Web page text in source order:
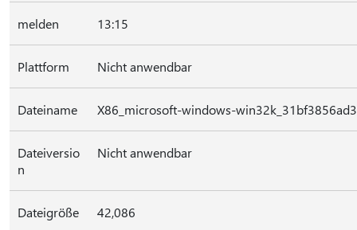
melden 13:15
Plattform Nicht anwendbar
Dateiname X86_microsoft-windows-
Dateiversio
n
Nicht anwendbar
Dateigröße 42,086